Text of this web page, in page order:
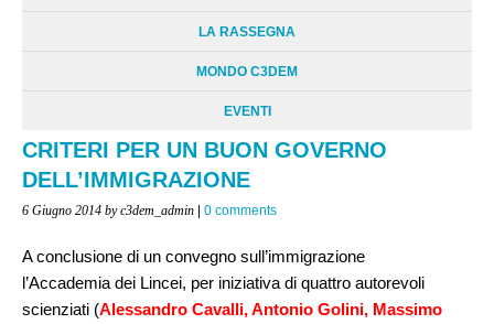
LA RASSEGNA
MONDO C3DEM
EVENTI
CRITERI PER UN BUON GOVERNO
DELL’IMMIGRAZIONE
6 Giugno 2014 by c3dem_admin | 0 comments
A conclusione di un convegno sull’immigrazione
l’Accademia dei Lincei, per iniziativa di quattro autorevoli
scienziati (Alessandro Cavalli, Antonio Golini, Massimo